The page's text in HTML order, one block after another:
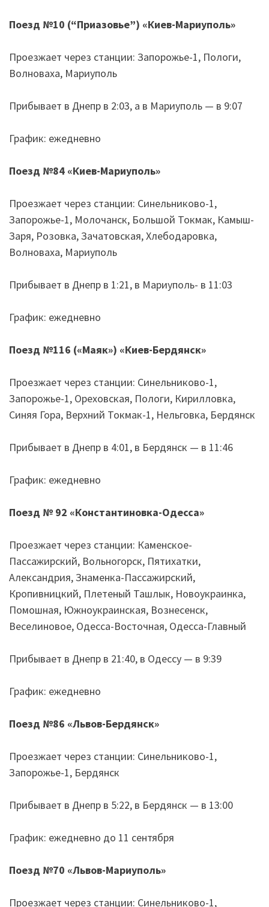
Поезд №10 (“Приазовье”) «Киев-Мариуполь»
Проезжает через станции: Запорожье-1, Пологи,
Волноваха, Мариуполь
Прибывает в Днепр в 2:03, а в Мариуполь — в 9:07
График: ежедневно
Поезд №84 «Киев-Мариуполь»
Проезжает через станции: Синельниково-1,
Запорожье-1, Молочанск, Большой Токмак, Камыш-
Заря, Розовка, Зачатовская, Хлебодаровка,
Волноваха, Мариуполь
Прибывает в Днепр в 1:21, в Мариуполь- в 11:03
График: ежедневно
Поезд №116 («Маяк») «Киев-Бердянск»
Проезжает через станции: Синельниково-1,
Запорожье-1, Ореховская, Пологи, Кирилловка,
Синяя Гора, Верхний Токмак-1, Нельговка, Бердянск
Прибывает в Днепр в 4:01, в Бердянск — в 11:46
График: ежедневно
Поезд № 92 «Константиновка-Одесса»
Проезжает через станции: Каменское-
Пассажирский, Вольногорск, Пятихатки,
Александрия, Знаменка-Пассажирский,
Кропивницкий, Плетеный Ташлык, Новоукраинка,
Помошная, Южноукраинская, Вознесенск,
Веселиновое, Одесса-Восточная, Одесса-Главный
Прибывает в Днепр в 21:40, в Одессу — в 9:39
График: ежедневно
Поезд №86 «Львов-Бердянск»
Проезжает через станции: Синельниково-1,
Запорожье-1, Бердянск
Прибывает в Днепр в 5:22, в Бердянск — в 13:00
График: ежедневно до 11 сентября
Поезд №70 «Львов-Мариуполь»
Проезжает через станции: Синельниково-1,